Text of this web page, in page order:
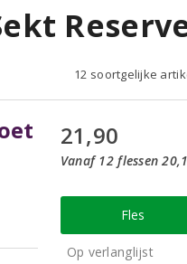
12 soortgelijke
21,90
Vanaf 12 flessen
Fles
Op verlanglijst